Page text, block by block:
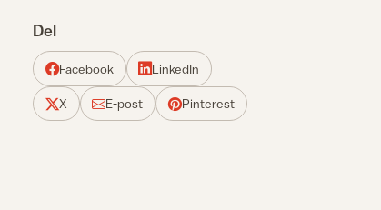
Del
Facebook LinkedIn
X E-post Pinterest